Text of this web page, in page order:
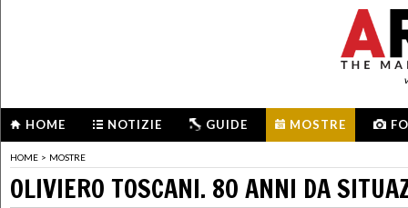
HOME NOTIZIE GUIDE MOSTRE
HOME > MOSTRE
OLIVIERO TOSCANI. 80 ANNI DA